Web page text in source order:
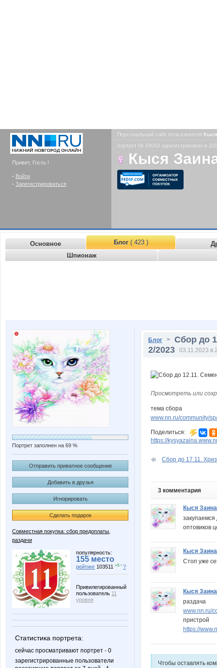
Привет, Гость !
- Войти
- Зарегистрироваться
Персональный сайт пользователя
портрет № 69043 зарегистрирован в
Кыся
Основное Блог( 423 )
Шпионаж
Портрет заполнен на 69 %
Отправить приватное сообщение
Добавить в друзья
Игнорировать
Сделать подарок
Совместная покупка: сбор предоплаты,
раздачи
популярность:
155 место
рейтинг 103511 +5 ↑ ?
Привилегированный
пользователь 11
уровня
Статистика портрета:
сейчас просматривают портрет - 0
зарегистрированные пользователи
Блог > Сбор до
2/2023
03.11.2023 в
Просмотреть или
тема сбора
www.nn.ru/community/
Поделиться:
https://
Сбор до 17.11.
3 комментария
Кыся Заина
оптовиков
Кыся Заина
Стоп уже
Кыся Заина
раздача
www.nn.ru/
пристрой
https://
Чтобы оставлять